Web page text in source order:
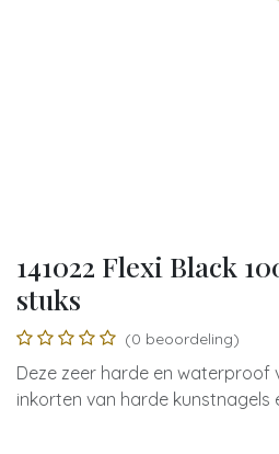
141022 Flexi Black
stuks
(0 beoordeling)
Deze zeer harde en waterproof
inkorten van harde kunstnagels